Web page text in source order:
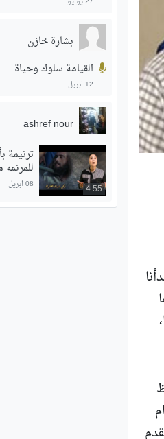
بشارة خازن
القيامة سلوك وحياة
12 ابريل
ashref nour
4:55
ترنيمة
08 ابريل